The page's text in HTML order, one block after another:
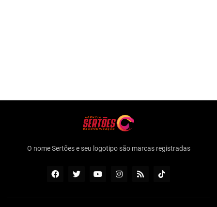
O nome Sertões e seu logotipo são marcas registradas